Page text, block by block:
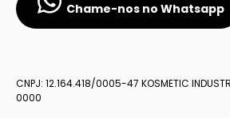
Chame-nos no Whatsapp
CNPJ: 12.164.418/0005-47 KOSMETIC
0000